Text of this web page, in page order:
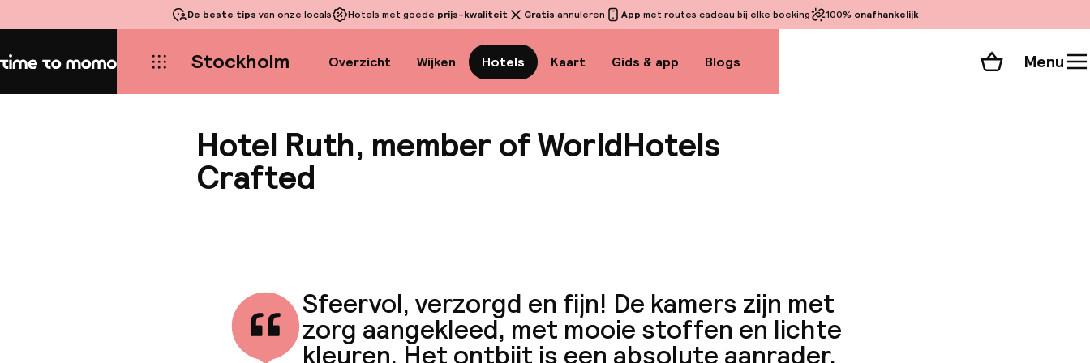
De beste tips van onze locals Hotels met goede prijs-kwaliteit Gratis annuleren App met routes cadeau bij elke boeking 100% onafhankelijk
Home Stockholm Overzicht Wijken Hotels Kaart Gids & app Blogs Winkelmand
Menu
Hotel Ruth, member of WorldHotels
Crafted
Sfeervol, verzorgd en fijn! De kamers zijn met
zorg aangekleed, met mooie stoffen en lichte
kleuren. Het ontbijt is een absolute aanrader.